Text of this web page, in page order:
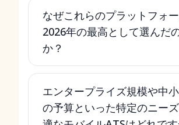
なぜこれらのプラットフォ
2026年の最高として選んだ
か？
エンタープライズ規模や中
の予算といった特定のニー